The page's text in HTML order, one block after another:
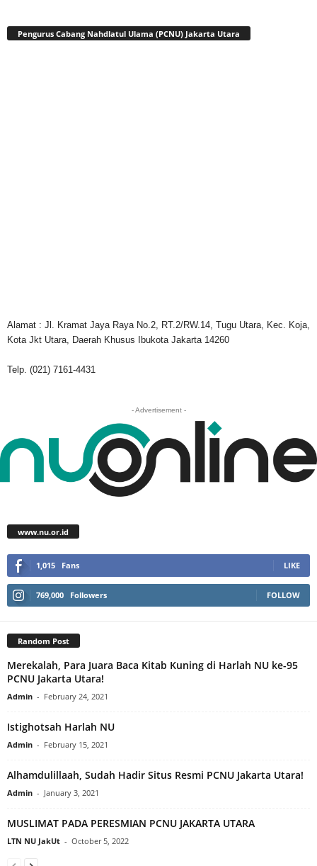
Pengurus Cabang Nahdlatul Ulama (PCNU) Jakarta Utara
Alamat : Jl. Kramat Jaya Raya No.2, RT.2/RW.14, Tugu Utara, Kec. Koja,
Kota Jkt Utara, Daerah Khusus Ibukota Jakarta 14260
Telp. (021) 7161-4431
- Advertisement -
www.nu.or.id
1,015 Fans LIKE
769,000 Followers FOLLOW
Random Post
Merekalah, Para Juara Baca Kitab Kuning di Harlah NU ke-95
PCNU Jakarta Utara!
Admin - February 24, 2021
Istighotsah Harlah NU
Admin - February 15, 2021
Alhamdulillaah, Sudah Hadir Situs Resmi PCNU Jakarta Utara!
Admin - January 3, 2021
MUSLIMAT PADA PERESMIAN PCNU JAKARTA UTARA
LTN NU JakUt - October 5, 2022